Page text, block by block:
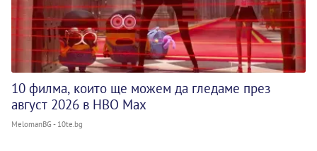
10 филма, които ще можем да гледаме през
август 2026 в HBO Max
MelomanBG - 10te.bg